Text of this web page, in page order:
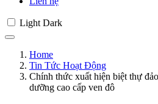
Light Dark
Home
Tin Tức Hoạt Động
Chính thức xuất hiện biệt thự
dưỡng cao cấp ven đô